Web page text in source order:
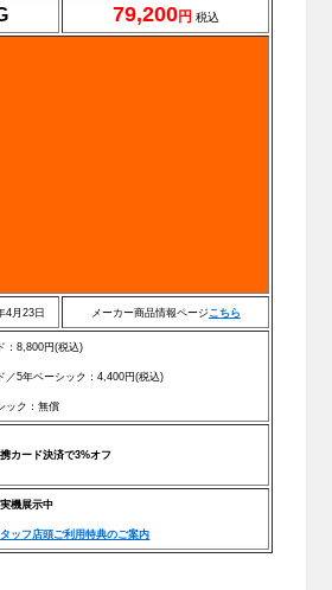
79,200円 税込
4月23日 メーカー商品情報ページこちら
：8,800円(税込)
／5年ベーシック：4,400円(税込)
ック：無償
カード決済で3%オフ
機展示中
ッフ店頭ご利用特典のご案内